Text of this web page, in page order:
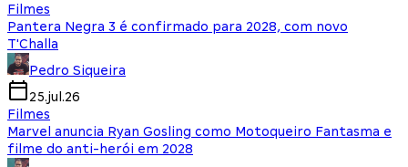
Filmes
Pantera Negra 3 é confirmado para 2028, com novo
T'Challa
Pedro Siqueira
25.jul.26
Filmes
Marvel anuncia Ryan Gosling como Motoqueiro Fantasma e
filme do anti-herói em 2028